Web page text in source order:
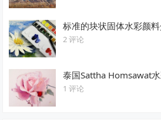
标准的块状固体水彩颜
2 评论
泰国Sattha Homsawat
1 评论